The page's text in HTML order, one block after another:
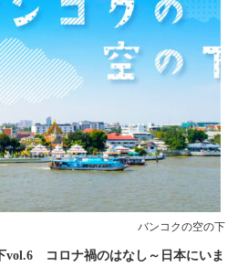
バンコクの空の下
vol.6 コロナ禍のはなし～日本にいま